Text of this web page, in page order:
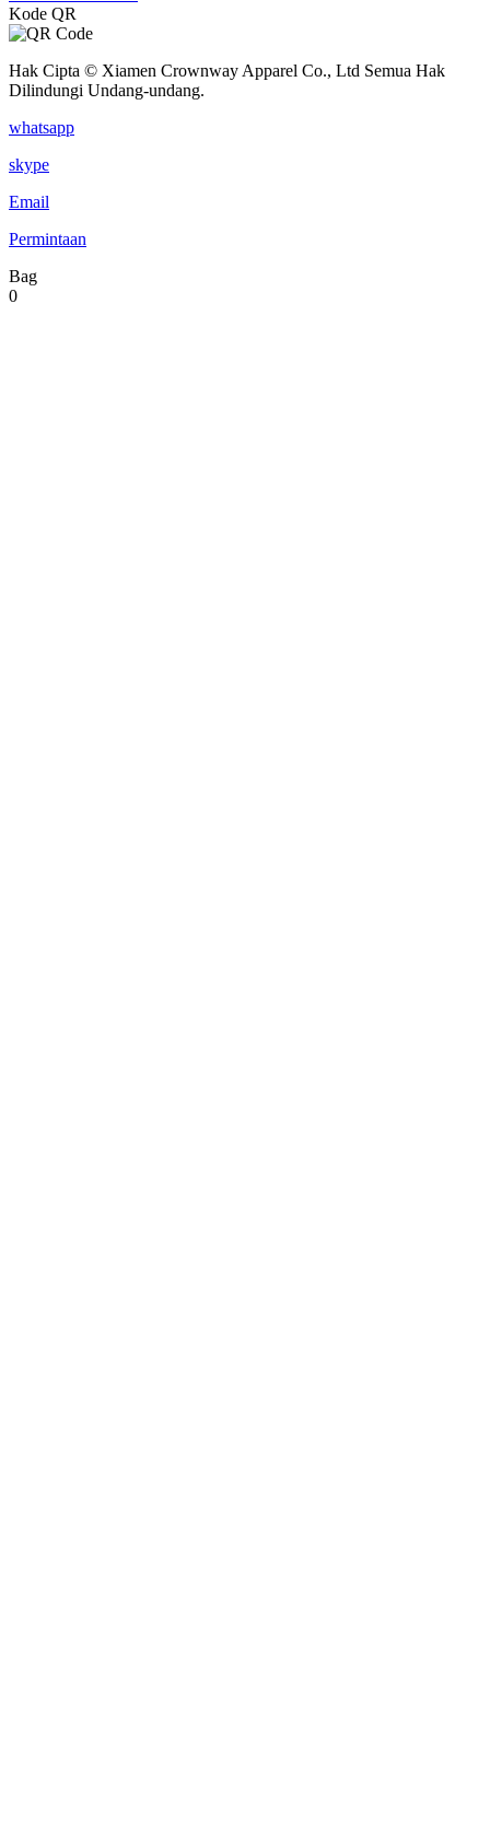
Kode QR
Hak Cipta © Xiamen Crownway Apparel Co., Ltd Semua Hak
Dilindungi Undang-undang.
whatsapp
skype
Email
Permintaan
Bag
0